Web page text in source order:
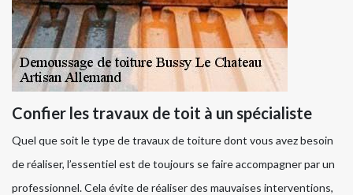
Confier les travaux de toit à un spécialiste
Quel que soit le type de travaux de toiture dont vous avez besoin
de réaliser, l’essentiel est de toujours se faire accompagner par un
professionnel. Cela évite de réaliser des mauvaises interventions,